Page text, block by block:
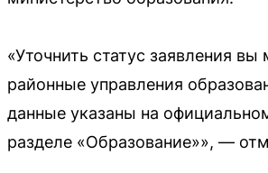
«Уточнить статус заявления
районные управления
данные указаны на
разделе «Образование»», —